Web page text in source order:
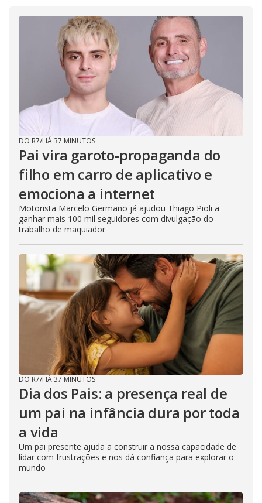
DO R7/HÁ 37 MINUTOS
Pai vira garoto-propaganda do
filho em carro de aplicativo e
emociona a internet
Motorista Marcelo Germano já ajudou Thiago Pioli a
ganhar mais 100 mil seguidores com divulgação do
trabalho de maquiador
DO R7/HÁ 37 MINUTOS
Dia dos Pais: a presença real de
um pai na infância dura por toda
a vida
Um pai presente ajuda a construir a nossa capacidade de
lidar com frustrações e nos dá confiança para explorar o
mundo